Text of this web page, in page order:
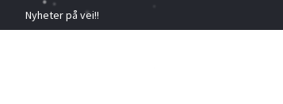
Nyheter på vei!!